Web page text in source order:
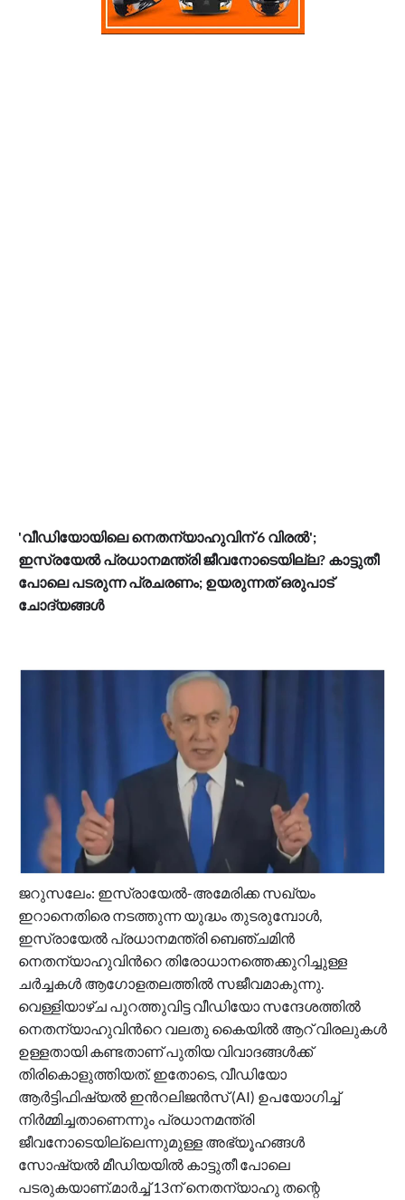
'വീഡിയോയിലെ നെതന്യാഹുവിന് 6 വിരൽ';
ഇസ്രയേൽ പ്രധാനമന്ത്രി ജീവനോടെയില്ല? കാട്ടുതീ
പോലെ പടരുന്ന പ്രചരണം; ഉയരുന്നത് ഒരുപാട്
ചോദ്യങ്ങൾ
ജറുസലേം: ഇസ്രായേൽ-അമേരിക്ക സഖ്യം
ഇറാനെതിരെ നടത്തുന്ന യുദ്ധം തുടരുമ്പോൾ,
ഇസ്രായേൽ പ്രധാനമന്ത്രി ബെഞ്ചമിൻ
നെതന്യാഹുവിന്‍റെ തിരോധാനത്തെക്കുറിച്ചുള്ള
ചർച്ചകൾ ആഗോളതലത്തിൽ സജീവമാകുന്നു.
വെള്ളിയാഴ്ച പുറത്തുവിട്ട വീഡിയോ സന്ദേശത്തിൽ
നെതന്യാഹുവിന്‍റെ വലതു കൈയിൽ ആറ് വിരലുകൾ
ഉള്ളതായി കണ്ടതാണ് പുതിയ വിവാദങ്ങൾക്ക്
തിരികൊളുത്തിയത്. ഇതോടെ, വീഡിയോ
ആർട്ടിഫിഷ്യൽ ഇന്‍റലിജൻസ് (AI) ഉപയോഗിച്ച്
നിർമ്മിച്ചതാണെന്നും പ്രധാനമന്ത്രി
ജീവനോടെയില്ലെന്നുമുള്ള അഭ്യൂഹങ്ങൾ
സോഷ്യൽ മീഡിയയിൽ കാട്ടുതീ പോലെ
പടരുകയാണ്.മാർച്ച് 13ന് നെതന്യാഹു തന്റെ